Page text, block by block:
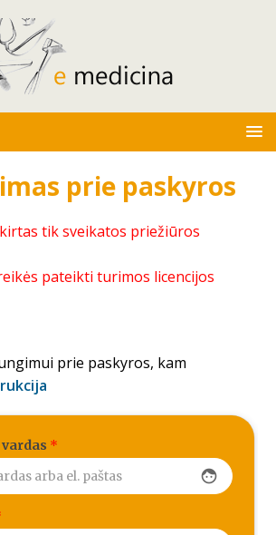
prie paskyros
tik sveikatos priežiūros
pateikti turimos licencijos
prie paskyros, kam
*
face